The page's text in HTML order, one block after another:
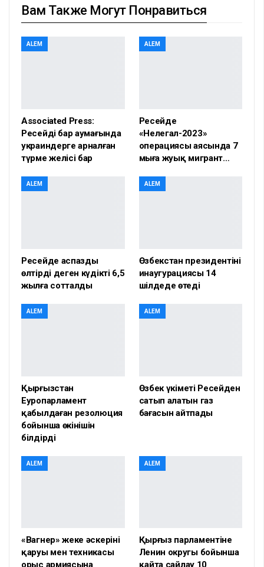
Вам Также Могут Понравиться
ALEM
Associated Press:
Ресейдің бар аумағында
украиндерге арналған
түрме желісі бар
ALEM
Ресейде
«Нелегал-2023»
операциясы аясында 7
мыңға жуық мигрант…
ALEM
Ресейде аспазды
өлтірді деген күдікті 6,5
жылға сотталды
ALEM
Өзбекстан президентінің
инаугурациясы 14
шілдеде өтеді
ALEM
Қырғызстан
Еуропарламент
қабылдаған резолюция
бойынша өкінішін
білдірді
ALEM
Өзбек үкіметі Ресейден
сатып алатын газ
бағасын айтпады
ALEM
«Вагнер» жеке әскерінің
қаруы мен техникасы
орыс армиясына
ALEM
Қырғыз парламентіне
Ленин округы бойынша
қайта сайлау 10